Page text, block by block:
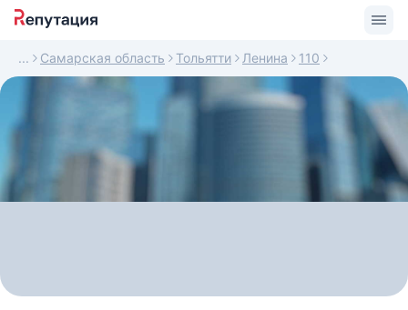
Самарская область Тольятти Ленина 110